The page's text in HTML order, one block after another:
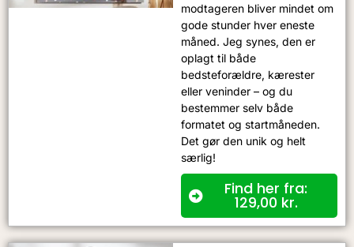
modtageren bliver mindet om
gode stunder hver eneste
måned. Jeg synes, den er
oplagt til både
bedsteforældre, kærester
eller veninder – og du
bestemmer selv både
formatet og startmåneden.
Det gør den unik og helt
særlig!
Find her fra:
129,00 kr.